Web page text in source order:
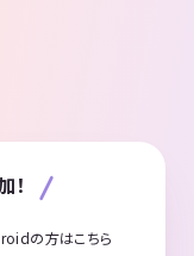
！
の方はこちら